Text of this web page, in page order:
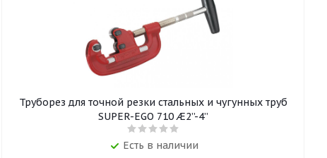
Труборез для точной резки стальных и чугунных труб
SUPER-EGO 710 Æ2”-4”
Есть в наличии